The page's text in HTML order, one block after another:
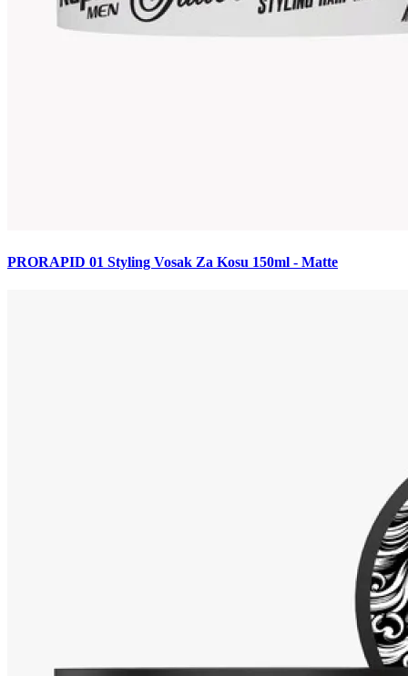
PRORAPID 01 Styling Vosak Za Kosu 150ml - Matte